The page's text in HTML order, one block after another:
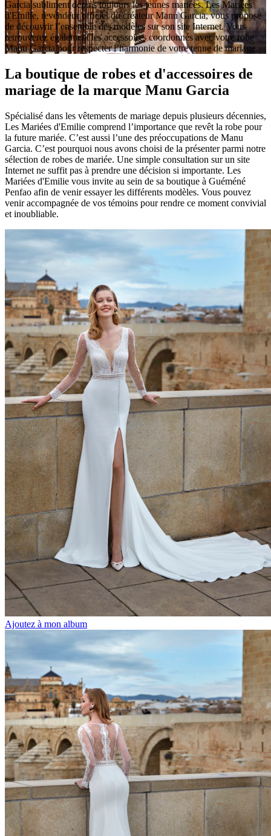
Garcia subliment depuis toujours les jeunes mariées. Les Mariées
d'Emilie, revendeur officiel du créateur Manu Garcia, vous propose
de découvrir l’ensemble des modèles sur son site Internet. Vous
retrouverez également les accessoires coordonnés avec votre robe
Manu Garcia pour respecter l’harmonie de votre tenue de mariage.
La boutique de robes et d'accessoires de
mariage de la marque Manu Garcia
Spécialisé dans les vêtements de mariage depuis plusieurs décennies,
Les Mariées d'Emilie comprend l’importance que revêt la robe pour
la future mariée. C’est aussi l’une des préoccupations de Manu
Garcia. C’est pourquoi nous avons choisi de la présenter parmi notre
sélection de robes de mariée. Une simple consultation sur un site
Internet ne suffit pas à prendre une décision si importante. Les
Mariées d'Emilie vous invite au sein de sa boutique à Guéméné
Penfao afin de venir essayer les différents modèles. Vous pouvez
venir accompagnée de vos témoins pour rendre ce moment convivial
et inoubliable.
Ajoutez à mon album